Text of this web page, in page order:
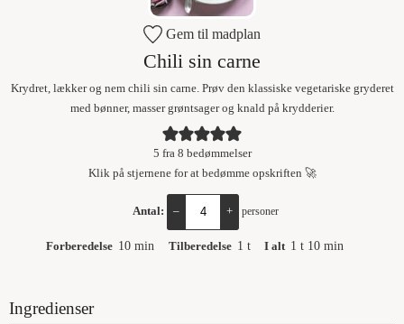
Gem til madplan
Chili sin carne
Krydret, lækker og nem chili sin carne. Prøv den klassiske vegetariske gryderet
med bønner, masser grøntsager og knald på krydderier.
5 fra 8 bedømmelser
Klik på stjernene for at bedømme opskriften 🚀
Antal: – + personer
Forberedelse 10 min Tilberedelse 1 t I alt 1 t 10 min
Ingredienser